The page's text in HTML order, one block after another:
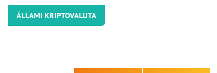
ÁLLAMI KRIPTOVALUTA